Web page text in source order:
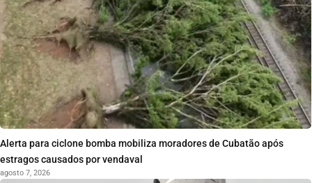
Alerta para ciclone bomba mobiliza moradores de Cubatão após
estragos causados por vendaval
agosto 7, 2026